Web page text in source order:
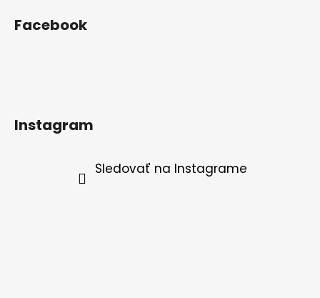
Facebook
Instagram
Sledovať na Instagrame